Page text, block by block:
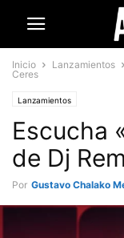
Inicio Lanzamientos
Ceres
Lanzamientos
Escucha
de Dj
Por Gustavo Chalako